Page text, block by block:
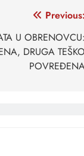
Previous:
U OBRENOVCU:
DRUGA TEŠKO